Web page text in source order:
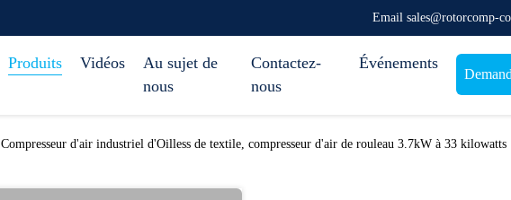
Email sales@rotorcomp-
Produits Vidéos
Au sujet de
nous
Contactez-
nous
Événements
Compresseur d'air industriel d'Oilless de textile, compresseur d'air de rouleau 3.7kW à 33 kilowatts